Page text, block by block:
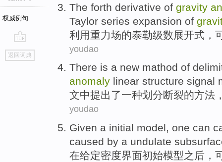
权威例句
go
top
返回词典
The forth derivative of gravity
Taylor series expansion of
利用重力场的泰勒级数展开式 ，
youdao
There is a new mathod of
anomaly linear structure signal
文中提出了一种划分断裂的方法
youdao
Given a initial model, one can
caused by a undulate
在给定密度界面初始模型之后，